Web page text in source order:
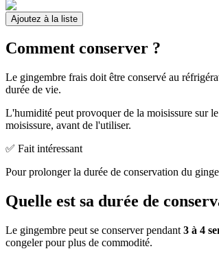
Ajoutez à la liste
Comment conserver ?
Le gingembre frais doit être conservé au
durée de vie.
L'humidité peut provoquer de la moisissure sur
moisissure, avant de l'utiliser.
✅ Fait intéressant
Pour prolonger la durée de conservation du
Quelle est sa durée de
Le gingembre peut se conserver pendant 3 à 4
congeler pour plus de commodité.